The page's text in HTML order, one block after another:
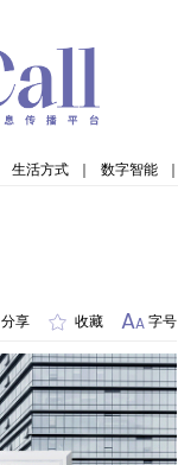
生活方式 ｜ 数字智能 ｜
分享 收藏 AA字号